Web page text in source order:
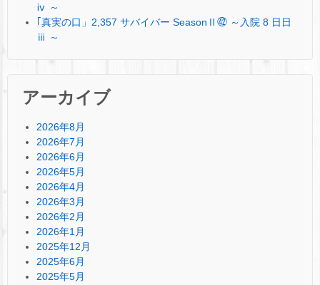
ⅳ ～
｢真実の口」2,357 サバイバー SeasonⅡ㊷ ～入院 8 日日
ⅲ ～
アーカイブ
2026年8月
2026年7月
2026年6月
2026年5月
2026年4月
2026年3月
2026年2月
2026年1月
2025年12月
2025年6月
2025年5月